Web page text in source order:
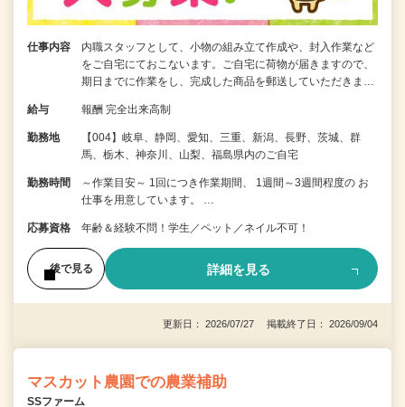
仕事内容
内職スタッフとして、小物の組み立て作成や、封入作業など
をご自宅にておこないます。ご自宅に荷物が届きますので、
期日までに作業をし、完成した商品を郵送していただきま…
給与 報酬 完全出来高制
勤務地
【004】岐阜、静岡、愛知、三重、新潟、長野、茨城、群
馬、栃木、神奈川、山梨、福島県内のご自宅
勤務時間
～作業目安～ 1回につき作業期間、 1週間～3週間程度の お
仕事を用意しています。 …
応募資格 年齢＆経験不問！学生／ペット／ネイル不可！
後で見る 詳細を見る
更新日： 2026/07/27 掲載終了日： 2026/09/04
マスカット農園での農業補助
SSファーム